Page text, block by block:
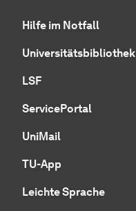
Hilfe im Notfall
Universitätsbibliothek
LSF
ServicePortal
UniMail
TU-App
Leichte Sprache